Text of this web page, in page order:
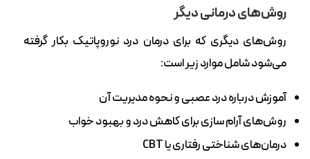
روش‌های درمانی دیگر
روش‌های دیگری که برای درمان درد نوروپاتیک بکار گرفته
می‌شود شامل موارد زیر است:
آموزش درباره درد عصبی و نحوه مدیریت‌ آن
روش‌های آرام سازی برای کاهش درد و بهبود خواب
درمان‌های شناختی رفتاری یا CBT